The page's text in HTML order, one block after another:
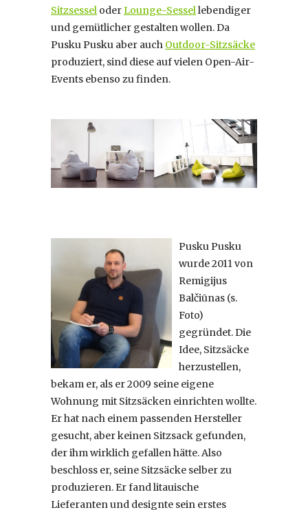
Sitzsessel oderLounge-Sessellebendiger
und gemütlicher gestalten wollen. Da
Pusku Pusku aber auch Outdoor-Sitzsäcke
produziert, sind diese auf vielen Open-Air-
Events ebenso zu finden.
Pusku Pusku
wurde 2011 von
Remigijus
Balčiūnas (s.
Foto)
gegründet. Die
Idee, Sitzsäcke
herzustellen,
bekam er, als er 2009 seine eigene
Wohnung mit Sitzsäcken einrichten wollte.
Er hat nach einem passenden Hersteller
gesucht, aber keinen Sitzsack gefunden,
der ihm wirklich gefallen hätte. Also
beschloss er, seine Sitzsäcke selber zu
produzieren. Er fand litauische
Lieferanten und designte sein erstes